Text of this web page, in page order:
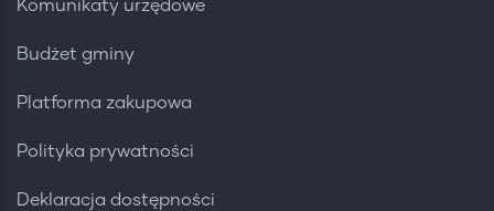
Komunikaty urzędowe
Budżet gminy
Platforma zakupowa
Polityka prywatności
Deklaracja dostępności